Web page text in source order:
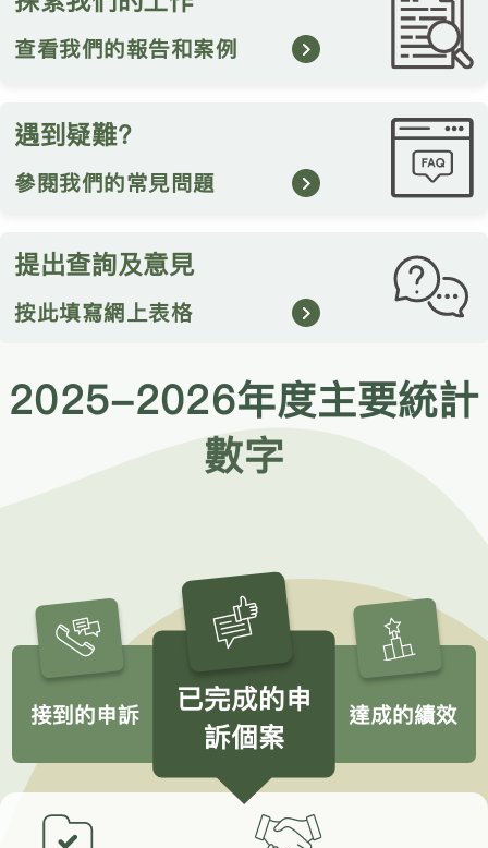
查看我們的報告和案例
遇到疑難?
參閱我們的常見問題
提出查詢及意見
按此填寫網上表格
2025-2026年度主要統計
數字
接到的申訴
已完成的申
訴個案
達成的績效